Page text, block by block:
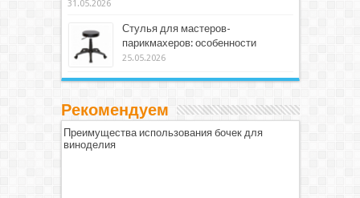
31.05.2026
Стулья для мастеров-
парикмахеров: особенности
25.05.2026
Рекомендуем
Преимущества использования бочек для
виноделия